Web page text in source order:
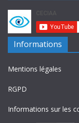
Informations
Mentions légales
RGPD
Informations sur les